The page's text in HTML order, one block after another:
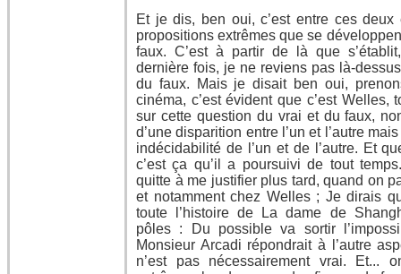
Et je dis, ben oui, c’est entre ces deux
propositions extrêmes que se
faux. C’est à partir de là que
dernière fois, je ne reviens pas là-
du faux. Mais je disait ben oui,
cinéma, c’est évident que c’est
sur cette question du vrai et du faux,
d’une disparition entre l’un et l’autre
indécidabilité de l’un et de l’autre. Et
c’est ça qu’il a poursuivi de tout
quitte à me justifier plus tard, quand on
et notamment chez Welles ; Je dirais
toute l’histoire de La dame de
pôles : Du possible va sortir
Monsieur Arcadi répondrait à l’autre
n’est pas nécessairement vrai. Et...